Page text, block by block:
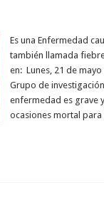
Es una Enfermedad
también llamada
en: Lunes, 21 de
Grupo de
enfermedad es grave
ocasiones mortal para